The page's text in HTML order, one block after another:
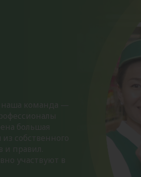
команда —
большая
собственного
правил.
участвуют в